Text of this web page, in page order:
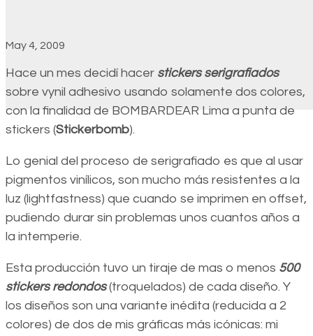
May 4, 2009
Hace un mes decidí hacer stickers serigrafiados
sobre vynil adhesivo usando solamente dos colores,
con la finalidad de BOMBARDEAR Lima a punta de
stickers (Stickerbomb).
Lo genial del proceso de serigrafiado es que al usar
pigmentos vinílicos, son mucho más resistentes a la
luz (lightfastness) que cuando se imprimen en offset,
pudiendo durar sin problemas unos cuantos años a
la intemperie.
Esta producción tuvo un tiraje de mas o menos 500
stickers redondos(troquelados) de cada diseño. Y
los diseños son una variante inédita (reducida a 2
colores) de dos de mis gráficas más icónicas: mi